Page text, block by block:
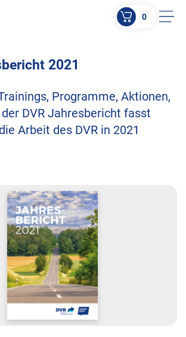
SPRINGEN
0
2021
Programme, Aktionen,
DVR Jahresbericht fasst
Arbeit des DVR in 2021